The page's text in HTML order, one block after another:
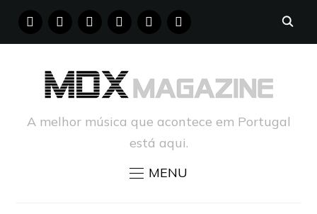
FACEBOOKINSTAGRAM
YOUTUBE PINTERESTTUMBLR
A melhor música que acontece em Portugal
está aqui.
MENU